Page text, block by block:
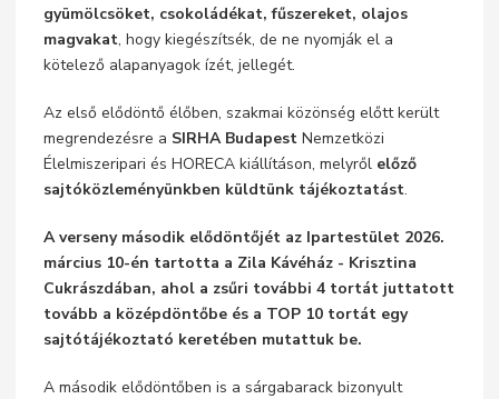
gyümölcsöket, csokoládékat, fűszereket, olajos
magvakat, hogy kiegészítsék, de ne nyomják el a
kötelező alapanyagok ízét, jellegét.
Az első elődöntő élőben, szakmai közönség előtt került
megrendezésre a SIRHA Budapest Nemzetközi
Élelmiszeripari és HORECA kiállításon, melyről előző
sajtóközleményünkben küldtünk tájékoztatást.
A verseny második elődöntőjét az Ipartestület 2026.
március 10-én tartotta a Zila Kávéház - Krisztina
Cukrászdában, ahol a zsűri további 4 tortát juttatott
tovább a középdöntőbe és a TOP 10 tortát egy
sajtótájékoztató keretében mutattuk be.
A második elődöntőben is a sárgabarack bizonyult